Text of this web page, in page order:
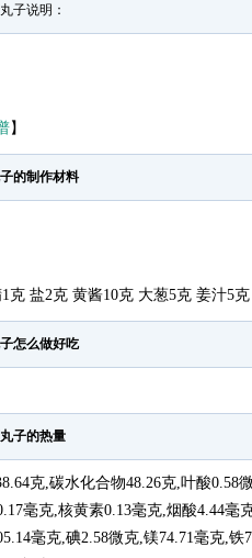
子说明：
】
的制作材料
盐2克 黄酱10克 大葱5克 姜汁5
怎么做好吃
子的热量
克,碳水化合物48.26克,叶酸0.58
毫克,核黄素0.13毫克,烟酸4.44毫
毫克,碘2.58微克,镁74.71毫克,铁